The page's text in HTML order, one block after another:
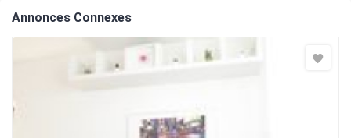
Annonces Connexes